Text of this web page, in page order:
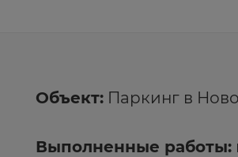
Объект: Паркинг в
Выполненные работы: